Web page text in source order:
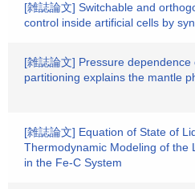
[雑誌論文] Switchable and
control inside artificial cells by
[雑誌論文] Pressure
partitioning explains the mantle
[雑誌論文] Equation of State of
Thermodynamic Modeling of the
in the Fe-C System